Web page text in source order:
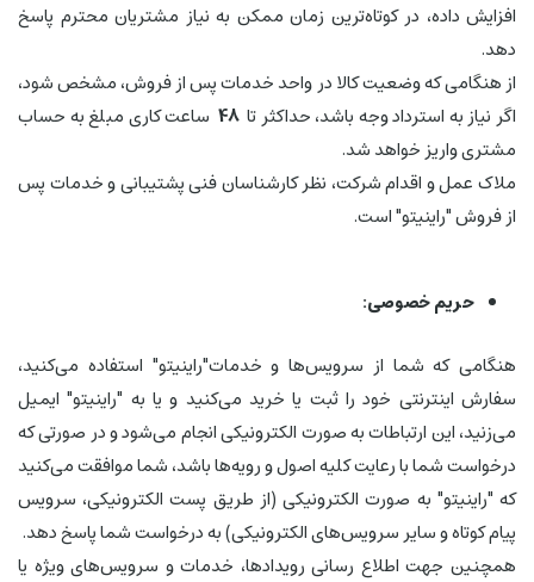
افزایش داده، در کوتاه‌ترین زمان ممکن به نیاز مشتریان محترم پاسخ
دهد.
از هنگامی که وضعیت کالا در واحد خدمات پس از فروش، مشخص شود،
اگر نیاز به استرداد وجه باشد، حداکثر تا 48 ساعت کاری مبلغ به حساب
مشتری واریز خواهد شد.
ملاک عمل و اقدام شرکت، نظر کارشناسان فنی پشتیبانی و خدمات پس
از فروش "راینیتو" است.
حریم خصوصی:
هنگامی که شما از سرویس‌‏ها و خدمات"راینیتو" استفاده می‏‌کنید،
سفارش اینترنتی خود را ثبت یا خرید می‏‌کنید و یا به "راینیتو" ایمیل
می‏‌زنید، این ارتباطات به صورت الکترونیکی انجام می‏‌شود و در صورتی که
درخواست شما با رعایت کلیه اصول و رویه‏‌ها باشد، شما موافقت می‌‏کنید
که "راینیتو" به صورت الکترونیکی (از طریق پست الکترونیکی، سرویس
پیام کوتاه و سایر سرویس‌های الکترونیکی) به درخواست شما پاسخ دهد.
همچنین جهت اطلاع رسانی رویدادها، خدمات و سرویس‌های ویژه یا